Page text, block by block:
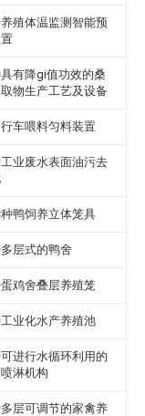
殖体温监测智能预
有降gi值功效的桑
物生产工艺及设备
车喂料匀料装置
业废水表面油污去
鸭饲养立体笼具
层式的鸭舍
鸡舍叠层养殖笼
业化水产养殖池
进行水循环利用的
淋机构
层可调节的家禽养